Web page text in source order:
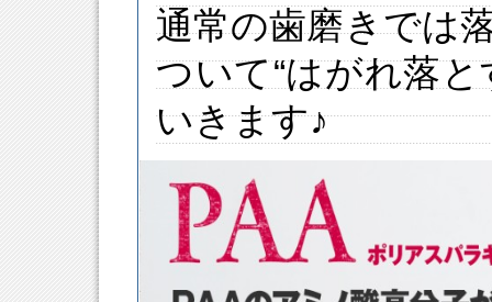
通常の歯磨きでは
ついて“はがれ落
いきます♪